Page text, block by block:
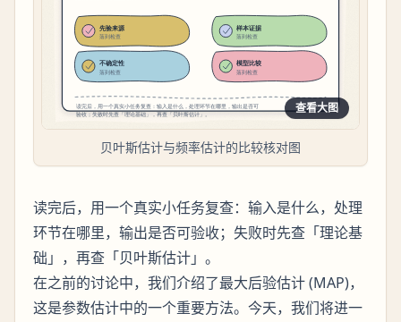
查看大图
贝叶斯估计与频率估计的比较核对图
读完后，用一个真实小任务复查：输入是什么，处理
环节在哪里，输出是否可验收；失败时先查「理论基
础」，再查「贝叶斯估计」。
在之前的讨论中，我们介绍了最大后验估计 (MAP)，
这是参数估计中的一个重要方法。今天，我们将进一